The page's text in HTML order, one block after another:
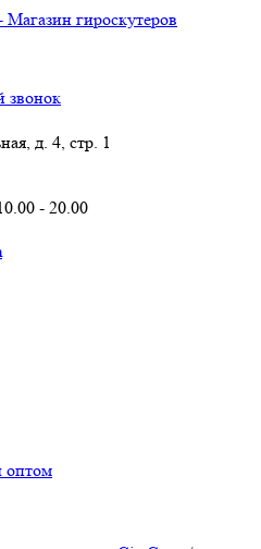
звонок
д. 4, стр. 1
- 20.00
оптом